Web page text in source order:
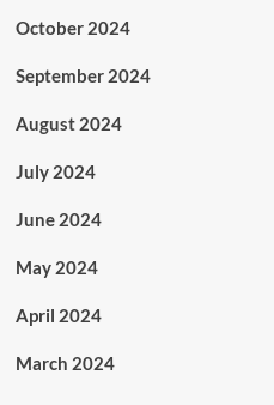
October 2024
September 2024
August 2024
July 2024
June 2024
May 2024
April 2024
March 2024